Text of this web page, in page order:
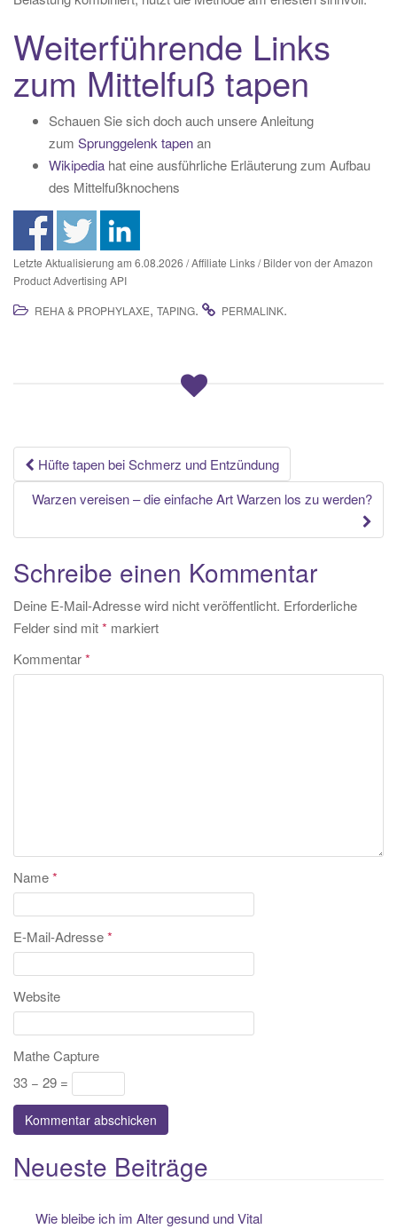
Weiterführende Links
zum Mittelfuß tapen
Schauen Sie sich doch auch unsere Anleitung
zum Sprunggelenk tapenan
Wikipedia hat eine ausführliche Erläuterung zum Aufbau
des Mittelfußknochens
Letzte Aktualisierung am 6.08.2026 / Affiliate Links / Bilder von der Amazon
Product Advertising API
REHA & PROPHYLAXE, TAPING. PERMALINK.
Beitrags-
Navigation
Hüfte tapen bei Schmerz und Entzündung
Warzen vereisen – die einfache Art Warzen los zu werden?
Schreibe einen Kommentar
Deine E-Mail-Adresse wird nicht veröffentlicht. Erforderliche
Felder sind mit* markiert
Kommentar*
Name*
E-Mail-Adresse*
Website
Mathe Capture
33 − 29 =
Neueste Beiträge
Wie bleibe ich im Alter gesund und Vital